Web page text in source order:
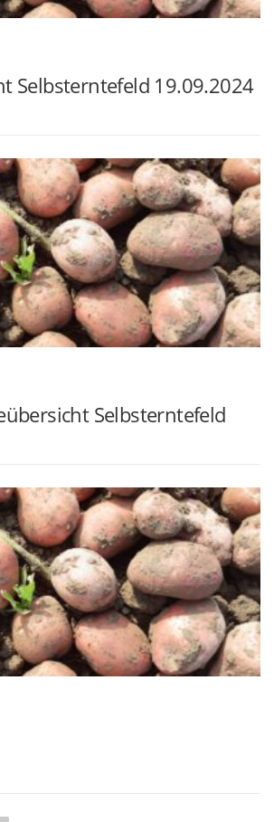
Selbsterntefeld 19.09.2024
Selbsterntefeld